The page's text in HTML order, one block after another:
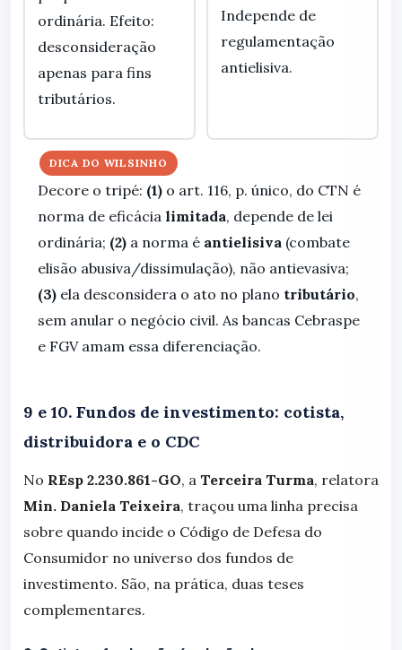
ordinária. Efeito:
desconsideração
apenas para fins
tributários.
Independe de
regulamentação
antielisiva.
DICA DO WILSINHO
Decore o tripé: (1) o art. 116, p. único, do CTN é
norma de eficácia limitada, depende de lei
ordinária; (2) a norma é antielisiva (combate
elisão abusiva/dissimulação), não antievasiva;
(3) ela desconsidera o ato no plano tributário,
sem anular o negócio civil. As bancas Cebraspe
e FGV amam essa diferenciação.
9 e 10. Fundos de investimento: cotista,
distribuidora e o CDC
No REsp 2.230.861-GO, a Terceira Turma, relatora
Min. Daniela Teixeira, traçou uma linha precisa
sobre quando incide o Código de Defesa do
Consumidor no universo dos fundos de
investimento. São, na prática, duas teses
complementares.